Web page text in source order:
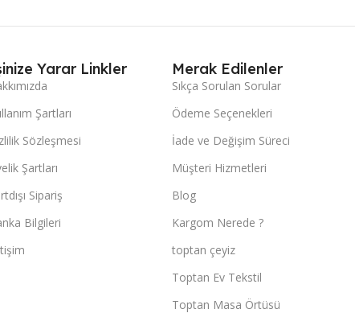
Yarar Linkler
Şartları
Sözleşmesi
Şartları
Sipariş
Bilgileri
Merak Edilenler
Sıkça Sorulan Sorular
Ödeme Seçenekleri
İade ve Değişim Süreci
Müşteri Hizmetleri
Blog
Kargom Nerede ?
toptan çeyiz
Toptan Ev Tekstil
Toptan Masa Örtüsü